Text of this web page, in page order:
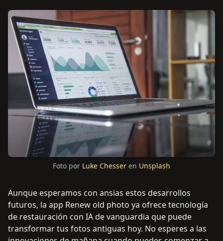
Foto por Luke Chesser en Unsplash
Aunque esperamos con ansias estos desarrollos
futuros, la app Renew old photo ya ofrece tecnología
de restauración con IA de vanguardia que puede
transformar tus fotos antiguas hoy. No esperes a las